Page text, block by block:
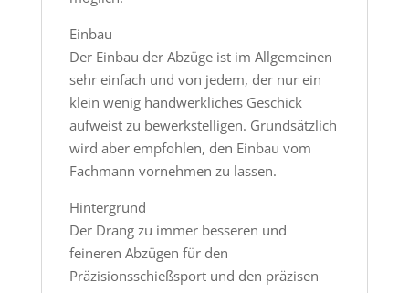
Einbau
Der Einbau der Abzüge ist im Allgemeinen
sehr einfach und von jedem, der nur ein
klein wenig handwerkliches Geschick
aufweist zu bewerkstelligen. Grundsätzlich
wird aber empfohlen, den Einbau vom
Fachmann vornehmen zu lassen.
Hintergrund
Der Drang zu immer besseren und
feineren Abzügen für den
Präzisionsschießsport und den präzisen